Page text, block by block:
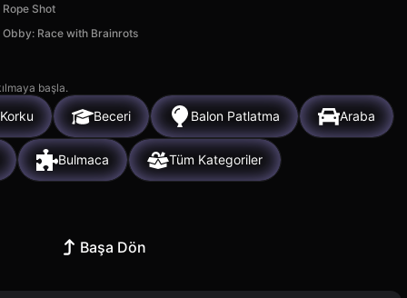
Rope Shot
Obby: Race with Brainrots
başla.
Korku Beceri Balon Patlatma Araba
Bulmaca Tüm Kategoriler
Başa Dön